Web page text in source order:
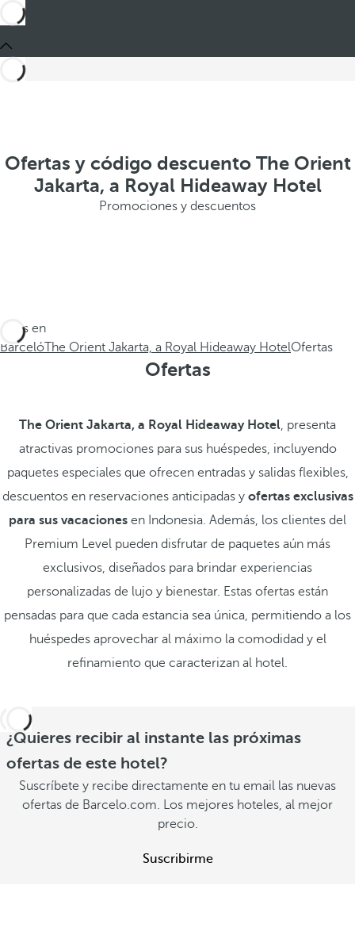
Ofertas y código descuento The Orient
Jakarta, a Royal Hideaway Hotel
Promociones y descuentos
Estás en
BarcelóThe Orient Jakarta, a Royal Hideaway HotelOfertas
Ofertas
The Orient Jakarta, a Royal Hideaway Hotel, presenta
atractivas promociones para sus huéspedes, incluyendo
paquetes especiales que ofrecen entradas y salidas flexibles,
descuentos en reservaciones anticipadas y ofertas exclusivas
para sus vacaciones en Indonesia. Además, los clientes del
Premium Level pueden disfrutar de paquetes aún más
exclusivos, diseñados para brindar experiencias
personalizadas de lujo y bienestar. Estas ofertas están
pensadas para que cada estancia sea única, permitiendo a los
huéspedes aprovechar al máximo la comodidad y el
refinamiento que caracterizan al hotel.
¿Quieres recibir al instante las próximas
ofertas de este hotel?
Suscríbete y recibe directamente en tu email las nuevas
ofertas de Barcelo.com. Los mejores hoteles, al mejor
precio.
Suscribirme